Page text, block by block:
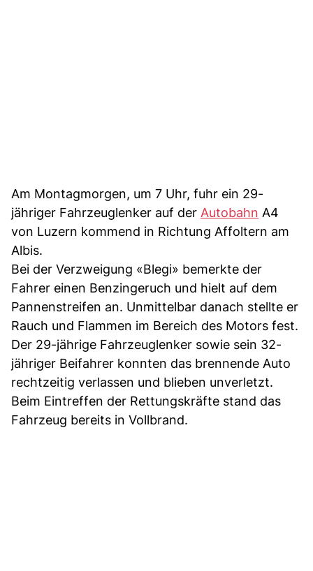
Am Montagmorgen, um 7 Uhr, fuhr ein 29-
jähriger Fahrzeuglenker auf der Autobahn A4
von Luzern kommend in Richtung Affoltern am
Albis.
Bei der Verzweigung «Blegi» bemerkte der
Fahrer einen Benzingeruch und hielt auf dem
Pannenstreifen an. Unmittelbar danach stellte er
Rauch und Flammen im Bereich des Motors fest.
Der 29-jährige Fahrzeuglenker sowie sein 32-
jähriger Beifahrer konnten das brennende Auto
rechtzeitig verlassen und blieben unverletzt.
Beim Eintreffen der Rettungskräfte stand das
Fahrzeug bereits in Vollbrand.